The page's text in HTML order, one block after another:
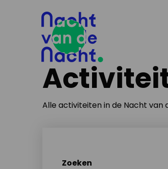
Alle activiteiten in de Nacht van
Zoeken